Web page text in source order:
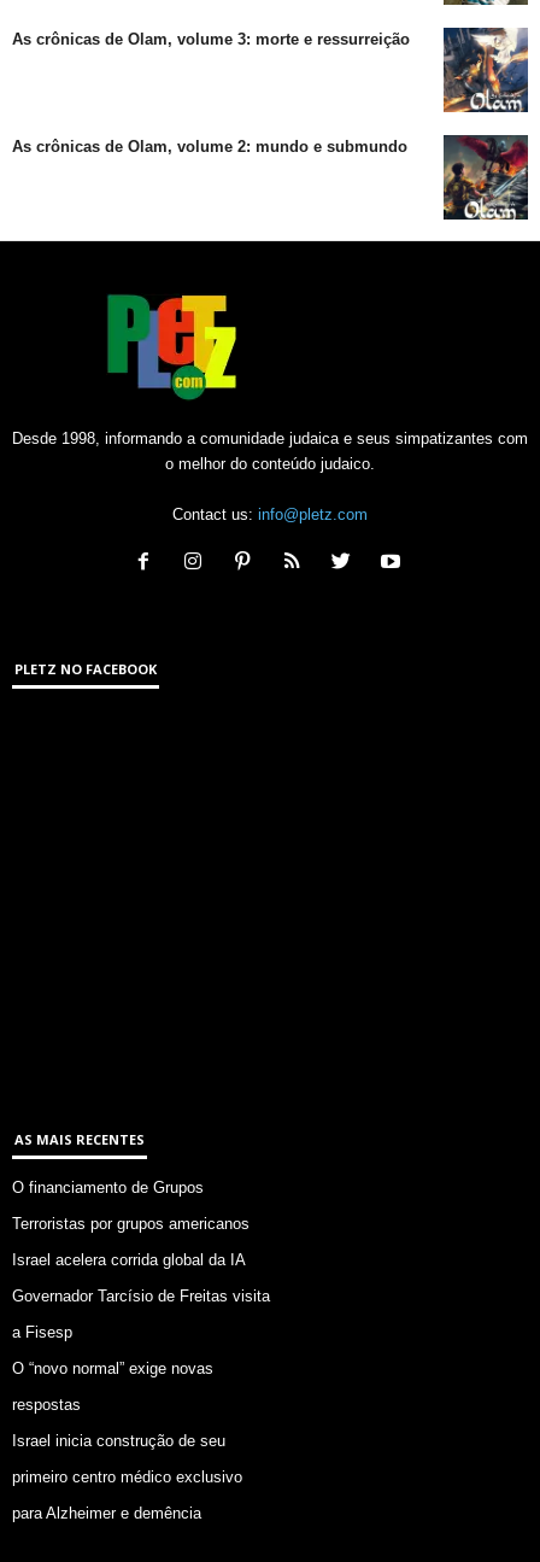
As crônicas de Olam, volume 3: morte e ressurreição
As crônicas de Olam, volume 2: mundo e submundo
Desde 1998, informando a comunidade judaica e seus simpatizantes com
o melhor do conteúdo judaico.
Contact us: info@pletz.com
PLETZ NO FACEBOOK
AS MAIS RECENTES
O financiamento de Grupos
Terroristas por grupos americanos
Israel acelera corrida global da IA
Governador Tarcísio de Freitas visita
a Fisesp
O “novo normal” exige novas
respostas
Israel inicia construção de seu
primeiro centro médico exclusivo
para Alzheimer e demência